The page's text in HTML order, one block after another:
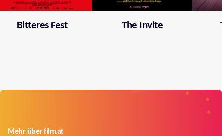
Bitteres Fest The Invite
Mehr über film.at